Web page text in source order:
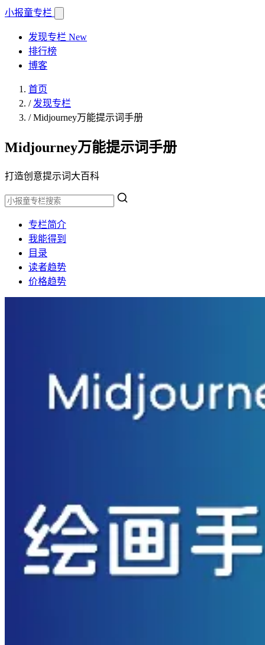
小报童专栏
发现专栏 New
排行榜
博客
首页
/ 发现专栏
/Midjourney万能提示词手册
Midjourney万能提示词手册
打造创意提示词大百科
专栏简介
我能得到
目录
读者趋势
价格趋势